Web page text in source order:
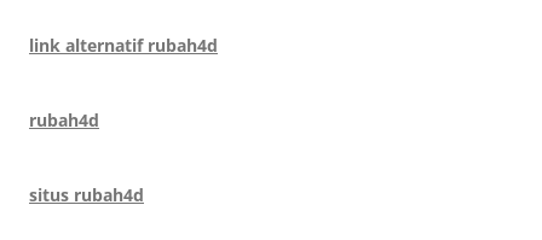
link alternatif rubah4d
rubah4d
situs rubah4d